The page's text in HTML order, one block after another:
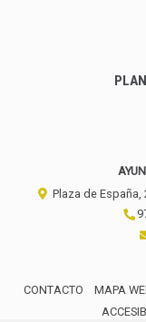
Plaza de España,
CONTACTO MAPA